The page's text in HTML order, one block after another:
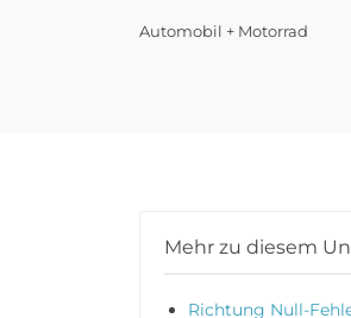
Automobil + Motorrad
Mehr zu diesem
Richtung Null-